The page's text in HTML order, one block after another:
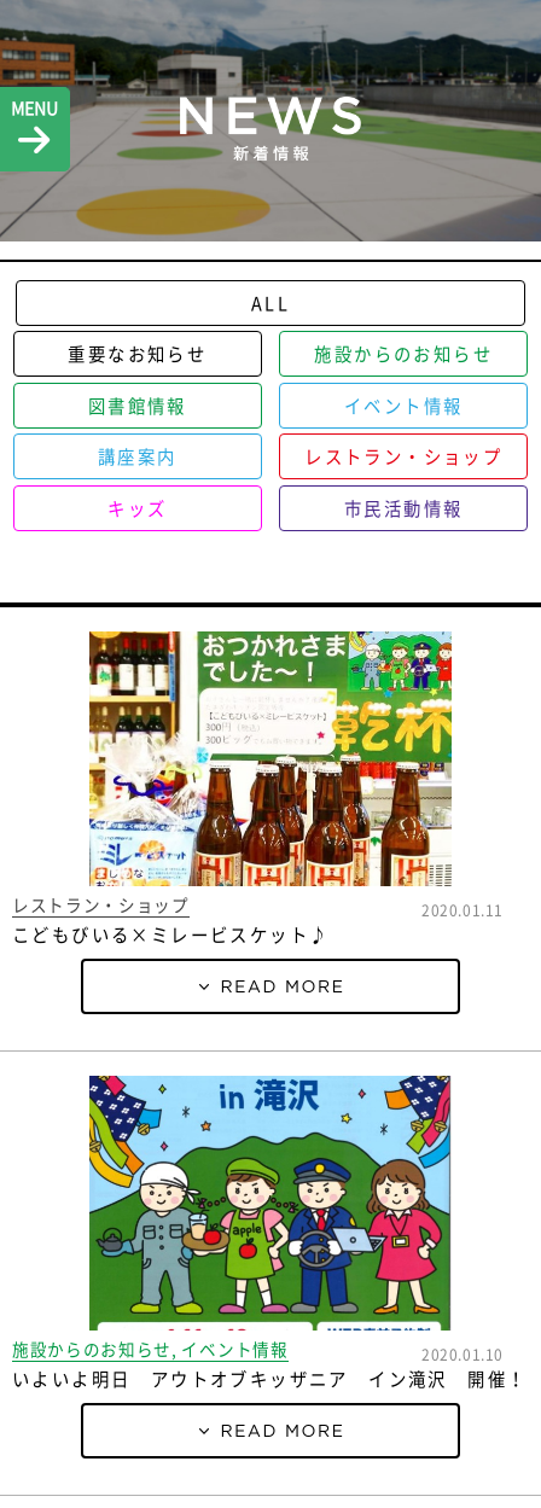
MENU
ALL
重要なお知らせ
施設からのお知らせ
図書館情報
イベント情報
講座案内
レストラン・ショップ
キッズ
市民活動情報
レストラン・ショップ 2020.01.11
こどもびいる×ミレービスケット♪
施設からのお知らせ, イベント情報 2020.01.10
いよいよ明日 アウトオブキッザニア イン滝沢 開催！